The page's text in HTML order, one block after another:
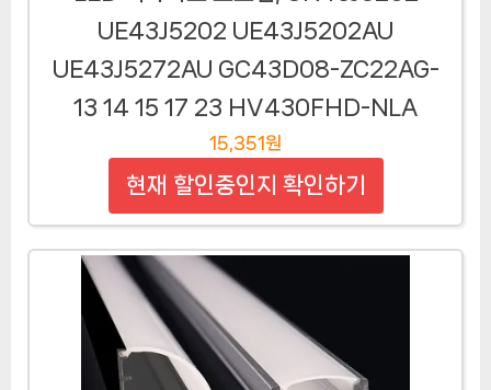
UE43J5202 UE43J5202AU
UE43J5272AU GC43D08-ZC22AG-
13 14 15 17 23 HV430FHD-NLA
15,351원
현재 할인중인지 확인하기